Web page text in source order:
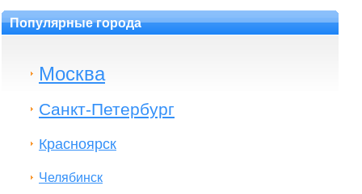
Популярные города
Москва
Санкт-Петербург
Красноярск
Челябинск